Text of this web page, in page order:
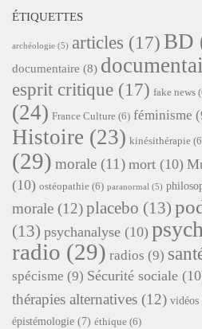
ÉTIQUETTES
archéologie (5) articles (17) BD
documentaire (8)
esprit critique (17) fake news
(24) France Culture (6) féminisme
Histoire (23) kinésithérapie
(29) morale (11) mort (10)
(10) ostéopathie (6) paranormal (5)
morale (12)placebo (13)
(13) psychanalyse (10)
radio (29) radios (9)
spécisme (9) Sécurité sociale
thérapies alternatives (12) vidéos
épistémologie (7) éthique (6)